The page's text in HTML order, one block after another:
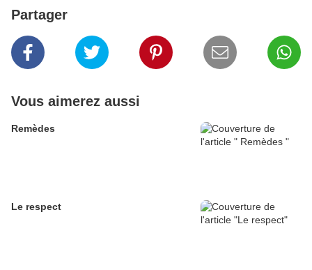
Partager
Vous aimerez aussi
Remèdes
Le respect